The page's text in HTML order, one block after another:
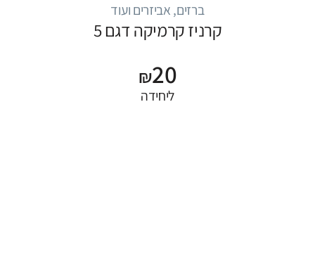
ברזים, אביזרים ועוד
קרניז קרמיקה דגם 5
₪20
ליחידה